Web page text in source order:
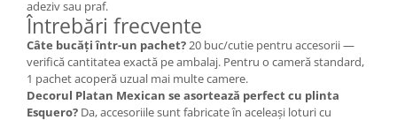
adeziv sau praf.
Întrebări frecvente
Câte bucăți într-un pachet? 20 buc/cutie pentru accesorii —
verifică cantitatea exactă pe ambalaj. Pentru o cameră standard,
1 pachet acoperă uzual mai multe camere.
Decorul Platan Mexican se asortează perfect cu plinta
Esquero? Da, accesoriile sunt fabricate în aceleași loturi cu